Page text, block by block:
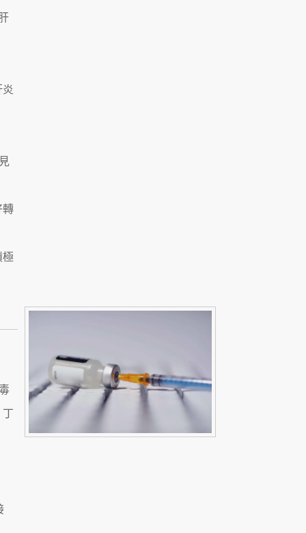
轉
極
丁